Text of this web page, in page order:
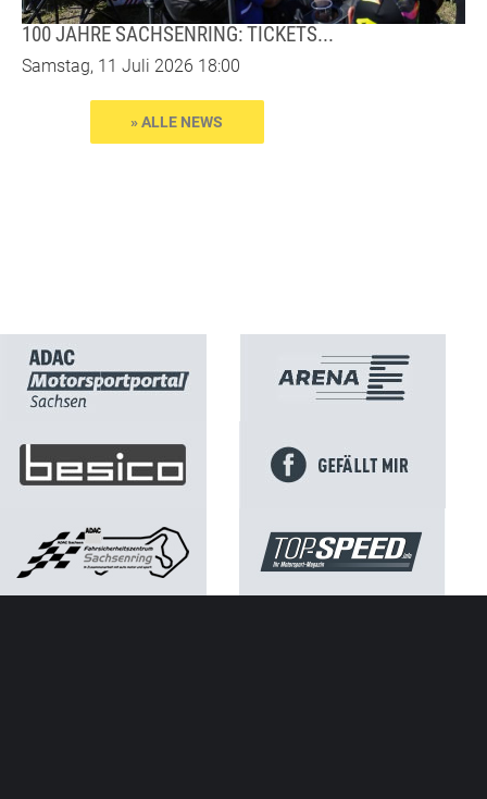
100 JAHRE SACHSENRING: TICKETS...
Samstag, 11 Juli 2026 18:00
» ALLE NEWS